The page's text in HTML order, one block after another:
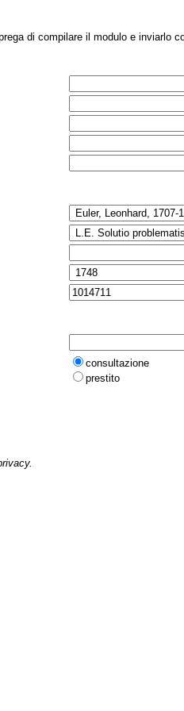
di compilare il modulo e inviarlo
consultazione
prestito